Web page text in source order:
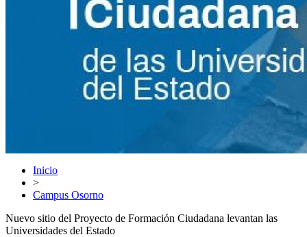
Inicio
>
Campus Osorno
Nuevo sitio del Proyecto de Formación Ciudadana levantan las
Universidades del Estado